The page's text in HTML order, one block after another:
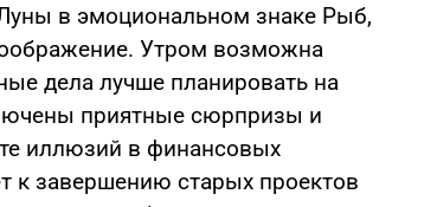
в эмоциональном знаке Рыб,
Утром возможна
дела лучше планировать на
приятные сюрпризы и
иллюзий в финансовых
к завершению старых проектов